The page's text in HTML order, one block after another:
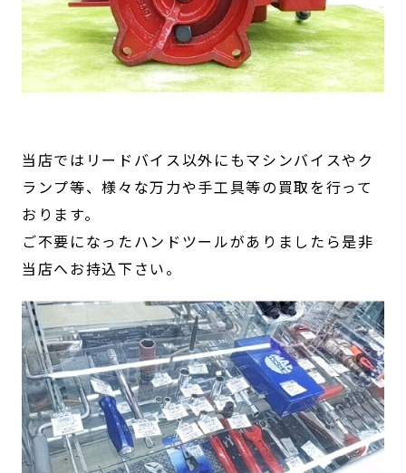
当店ではリードバイス以外にもマシンバイスやク
ランプ等、様々な万力や手工具等の買取を行って
おります。
ご不要になったハンドツールがありましたら是非
当店へお持込下さい。